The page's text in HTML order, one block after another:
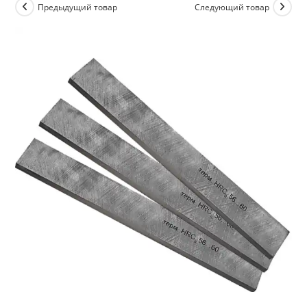
Предыдущий товар Следующий товар